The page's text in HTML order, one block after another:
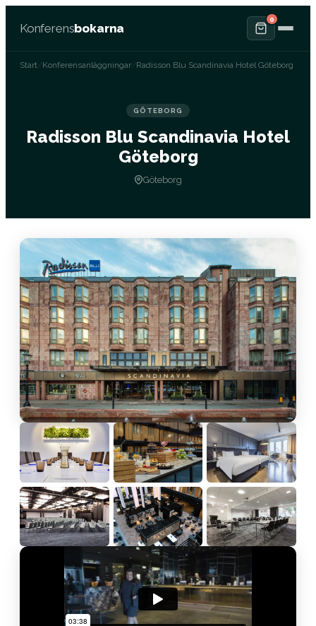
Konferensbokarna
0
Start Konferensanläggningar Radisson Blu Scandinavia Hotel Göteborg
GÖTEBORG
Radisson Blu Scandinavia Hotel
Göteborg
Göteborg